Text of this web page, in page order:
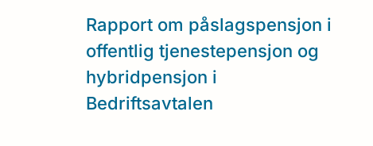
Rapport om påslagspensjon i
offentlig tjenestepensjon og
hybridpensjon i
Bedriftsavtalen